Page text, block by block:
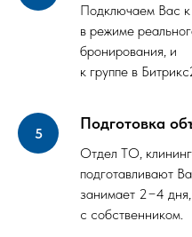
Подключаем Вас
в режиме
бронирования, и
к группе в
Подготовка
Отдел ТО,
подготавливают
занимает 2−4
с собственником.